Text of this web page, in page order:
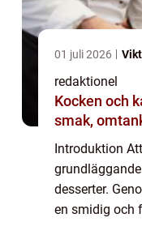
01 juli 2026
redaktionel
Kocken och
smak,
Introduktion
desserter.
en smidig och